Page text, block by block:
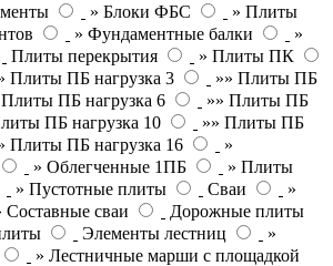
» Блоки ФБС
» Плиты
» Фундаментные балки
»
Плиты перекрытия
» Плиты ПК
Плиты ПБ нагрузка 3
»» Плиты ПБ
ПБ нагрузка 6
»» Плиты ПБ
ПБ нагрузка 10
»» Плиты ПБ
Плиты ПБ нагрузка 16
»
» Облегченные 1ПБ
» Плиты
» Пустотные плиты Сваи
»
Составные сваи
Дорожные плиты
Элементы лестниц
»
» Лестничные марши с площадкой